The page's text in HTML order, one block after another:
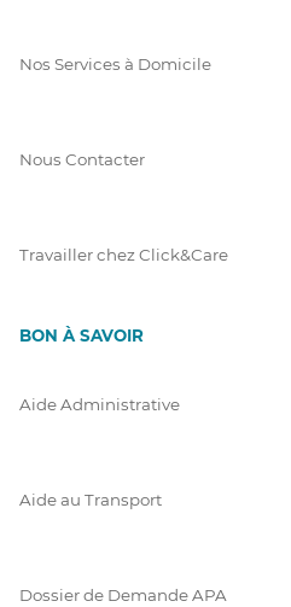
Nos Services à Domicile
Nous Contacter
Travailler chez Click&Care
BON À SAVOIR
Aide Administrative
Aide au Transport
Dossier de Demande APA